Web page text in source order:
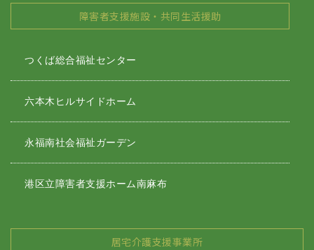
障害者支援施設・共同生活援助
つくば総合福祉センター
六本木ヒルサイドホーム
永福南社会福祉ガーデン
港区立障害者支援ホーム南麻布
居宅介護支援事業所